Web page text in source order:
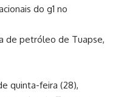
do g1 no
de petróleo de Tuapse,
quinta-feira (28),